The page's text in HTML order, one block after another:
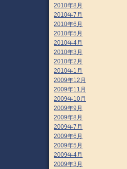
2010年8月
2010年7月
2010年6月
2010年5月
2010年4月
2010年3月
2010年2月
2010年1月
2009年12月
2009年11月
2009年10月
2009年9月
2009年8月
2009年7月
2009年6月
2009年5月
2009年4月
2009年3月